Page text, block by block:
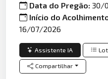
Data do Pregão:30/
Início do
16/07/2026
Assistente IA
Compartilhar